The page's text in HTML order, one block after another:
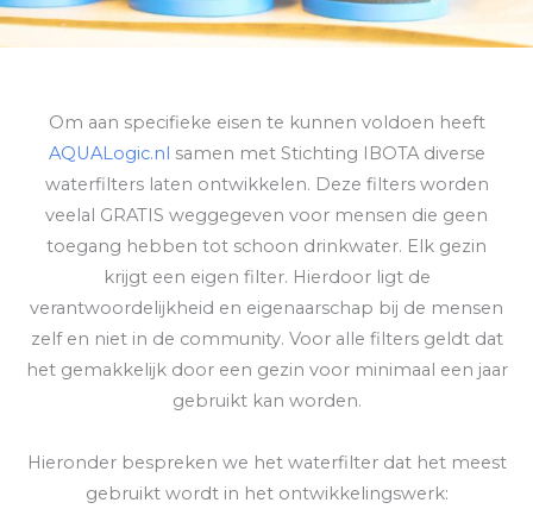
Om aan specifieke eisen te kunnen voldoen heeft
AQUALogic.nl samen met Stichting IBOTA diverse
waterfilters laten ontwikkelen. Deze filters worden
veelal GRATIS weggegeven voor mensen die geen
toegang hebben tot schoon drinkwater. Elk gezin
krijgt een eigen filter. Hierdoor ligt de
verantwoordelijkheid en eigenaarschap bij de mensen
zelf en niet in de community. Voor alle filters geldt dat
het gemakkelijk door een gezin voor minimaal een jaar
gebruikt kan worden.
Hieronder bespreken we het waterfilter dat het meest
gebruikt wordt in het ontwikkelingswerk: